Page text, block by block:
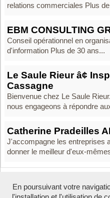
relations commerciales Plus
EBM CONSULTING
Conseil opérationnel en
d'information Plus de 30 ans...
Le Saule Rieur â¢
Cassagne
Bienvenue chez Le Saule
nous engageons à répondre
Catherine Pradeilles
J'accompagne les entreprises
donner le meilleur d'eux-
Boosté par
En poursuivant votre